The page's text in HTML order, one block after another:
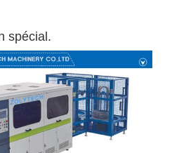
spécial.